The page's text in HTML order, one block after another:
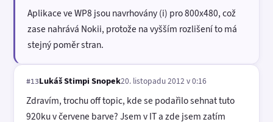
Aplikace ve WP8 jsou navrhovány (i) pro 800x480, což
zase nahrává Nokii, protože na vyšším rozlišení to má
stejný poměr stran.
#13Lukáš Stimpi Snopek20. listopadu 2012 v 0:16
Zdravím, trochu off topic, kde se podařilo sehnat tuto
920ku v červene barve? Jsem v IT a zde jsem zatím